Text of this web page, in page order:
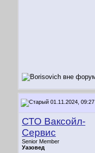
01.11.2024, 09:27
СТО Ваксойл-
Сервис
Senior Member
Уазовед